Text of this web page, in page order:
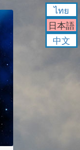
ไทย
日本語
中文